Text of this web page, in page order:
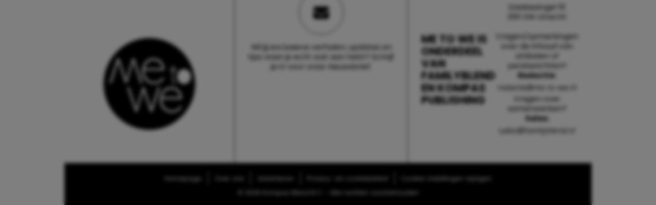
Wil jij exclusieve verhalen, updates en
tips waar je echt wat aan hebt? Schrijf
je in voor onze nieuwsbrief.
ME TO WE IS
ONDERDEEL
VAN
FAMILYBLEND
EN KOMPAS
PUBLISHING
Daalsesingel 51
3511 SW Utrecht
Vragen/opmerkingen
over de inhoud van
artikelen of
persberichten?
Redactie:
redactie@me-to-we.nl
Vragen over
samenwerken?
Sales:
sales@familyblend.nl
Homepage
Cookie-instellingen wijzigen